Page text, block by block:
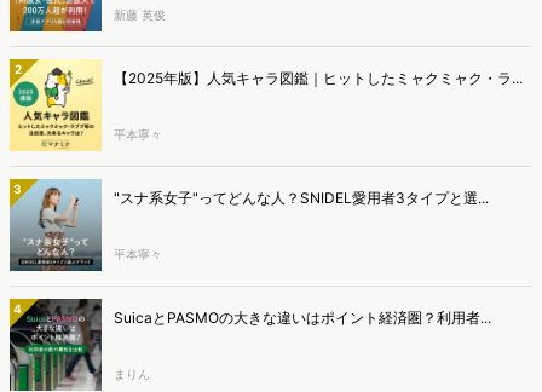
新藤 英俊
2 【2025年版】人気キャラ図鑑｜ヒットしたミャクミャク・ラ...
平本寧々
3 "スナ系女子"ってどんな人？SNIDEL愛用者3タイプと選...
平本寧々
4 SuicaとPASMOの大きな違いはポイント経済圏？利用者...
まりん